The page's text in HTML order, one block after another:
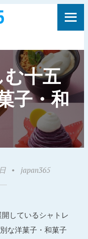
十五
子・和
• japan365
しているシャトレ
な洋菓子・和菓子